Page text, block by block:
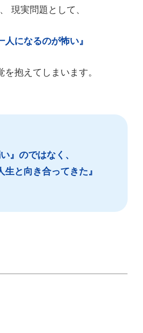
現実問題として、
人になるのが怖い』
を抱えてしまいます。
い』のではなく、
生と向き合ってきた』